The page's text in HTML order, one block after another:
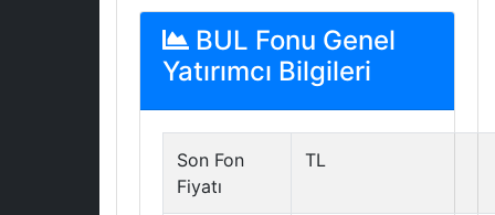
BUL Fonu Genel
Yatırımcı Bilgileri
Son Fon
Fiyatı
TL